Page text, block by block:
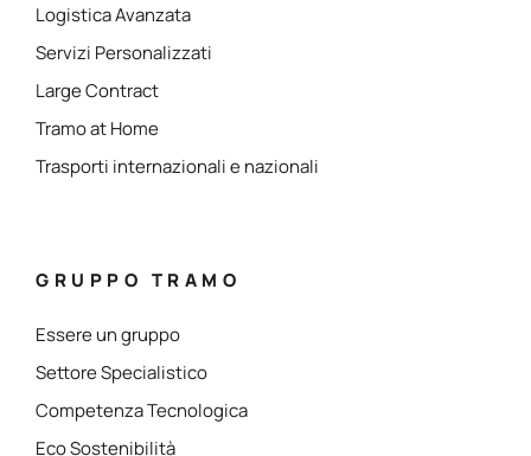
Logistica Avanzata
Servizi Personalizzati
Large Contract
Tramo at Home
Trasporti internazionali e nazionali
GRUPPO TRAMO
Essere un gruppo
Settore Specialistico
Competenza Tecnologica
Eco Sostenibilità